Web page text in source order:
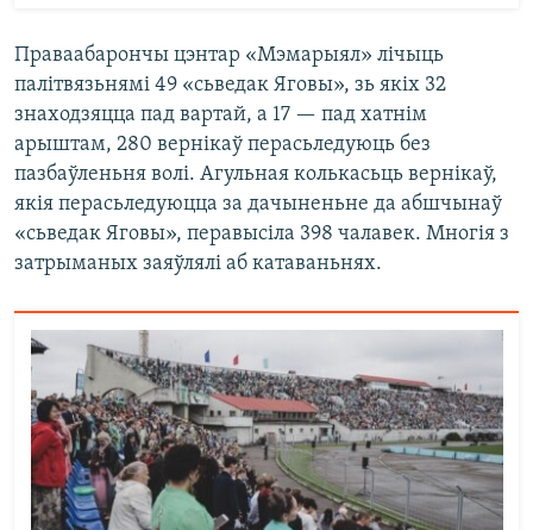
Праваабарончы цэнтар «Мэмарыял» лічыць
палітвязьнямі 49 «сьведак Яговы», зь якіх 32
знаходзяцца пад вартай, а 17 — пад хатнім
арыштам, 280 вернікаў перасьледуюць без
пазбаўленьня волі. Агульная колькасьць вернікаў,
якія перасьледуюцца за дачыненьне да абшчынаў
«сьведак Яговы», перавысіла 398 чалавек. Многія з
затрыманых заяўлялі аб катаваньнях.